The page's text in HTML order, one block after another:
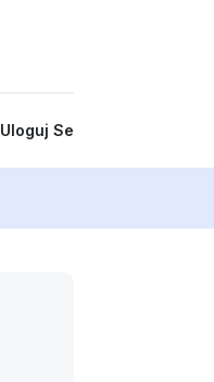
Uloguj Se